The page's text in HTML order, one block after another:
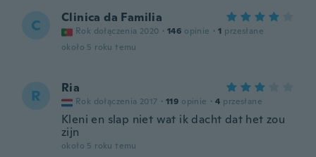
C Clinica da Familia
Rok dołączenia 2020 · 146 opinie · 1 przesłane
około 5 roku temu
R Ria
Rok dołączenia 2017 · 119 opinie · 4 przesłane
Kleni en slap niet wat ik dacht dat het zou
zijn
około 5 roku temu